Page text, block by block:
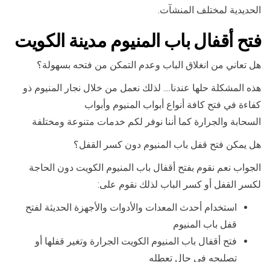
الحديدية لمختلف المنشآت.
فتح أقفال باب المنيوم مدينة الكويت
هل تعاني من انغلاق الباب وعدم التمكن من فتحه بسهولة؟
هذه المشكلة حلها عندنا…. لذلك نعمل من خلال نجار المنيوم ذو
كفاءة في فتح كافة أنواع أبواب المنيوم وأبواب
السحابة والجرارة كما أننا نوفر لكم خدمات متنوعة ومختلفة
هل يمكن فتح قفل باب المنيوم دون كسر القفل؟
الجواب نعم نقوم بفتح أقفال باب المنيوم الكويت دون الحاجة
لكسر القفل أو كسر الباب لذلك نقوم على:
استخدام أحدث المعدات والأدوات والأجهزة الحديثة لفتح
قفل باب المنيوم
فتح أقفال باب المنيوم الكويت الجرارة وتغير قفلها أو
تصليحه في حال تعطله